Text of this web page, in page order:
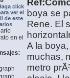
en el
boya se
Rene. El
A la
muchas,
metro